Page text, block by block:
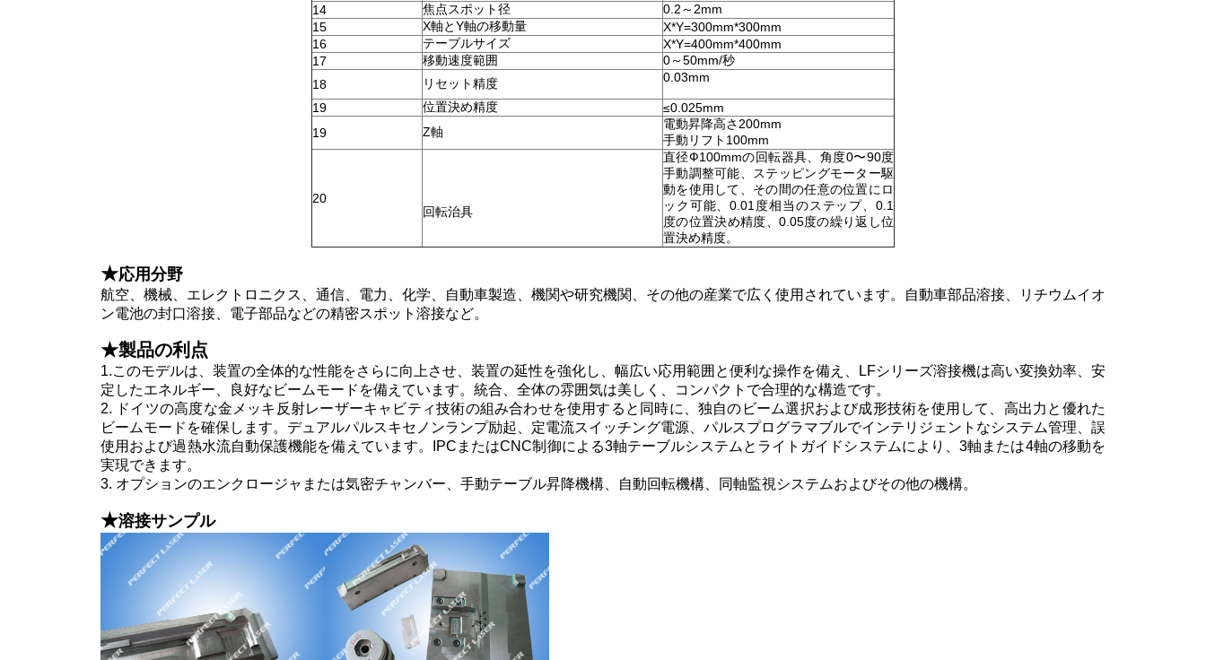
14 焦点スポット径
0.2～2mm
15
X軸とY軸の移動量
X*Y=300mm*300mm
16
テーブルサイズ
X*Y=400mm*400mm
17
移動速度範囲
0～50mm/秒
18
リセット精度 0.03mm
19 位置決め精度
≤0.025mm
19
Z軸
電動昇降高さ200mm
手動リフト100mm
20
回転治具
直径Ф100mmの回転器具、角度0〜90度
手動調整可能、ステッピングモーター駆
動を使用して、その間の任意の位置にロ
ック可能、0.01度相当のステップ、0.1
度の位置決め精度、0.05度の繰り返し位
置決め精度。
★応用分野
航空、機械、エレクトロニクス、通信、電力、化学、自動車製造、機関や研究機関、その他の産業で広く使用されています。自動車部品溶接、リチウムイオ
ン電池の封口溶接、電子部品などの精密スポット溶接など。
★製品の利点
1.このモデルは、装置の全体的な性能をさらに向上させ、装置の延性を強化し、幅広い応用範囲と便利な操作を備え、LFシリーズ溶接機は高い変換効率、安
定したエネルギー、良好なビームモードを備えています。統合、全体の雰囲気は美しく、コンパクトで合理的な構造です。
2. ドイツの高度な金メッキ反射レーザーキャビティ技術の組み合わせを使用すると同時に、独自のビーム選択および成形技術を使用して、高出力と優れた
ビームモードを確保します。デュアルパルスキセノンランプ励起、定電流スイッチング電源、パルスプログラマブルでインテリジェントなシステム管理、誤
使用および過熱水流自動保護機能を備えています。IPCまたはCNC制御による3軸テーブルシステムとライトガイドシステムにより、3軸または4軸の移動を
実現できます。
3. オプションのエンクロージャまたは気密チャンバー、手動テーブル昇降機構、自動回転機構、同軸監視システムおよびその他の機構。
★溶接サンプル